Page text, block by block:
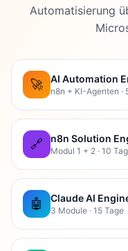
Automatisierung
🚀 AI Automation
n8n + KI-Agenten ·
🔗 n8n Solution
Modul 1 + 2 · 10
🤖 Claude AI
3 Module · 15 Tage